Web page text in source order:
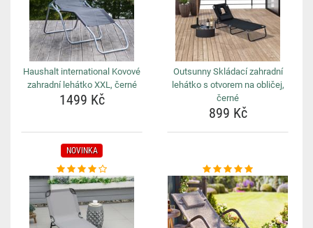
Haushalt international Kovové
zahradní lehátko XXL, černé
1499 Kč
Outsunny Skládací zahradní
lehátko s otvorem na obličej,
černé
899 Kč
NOVINKA